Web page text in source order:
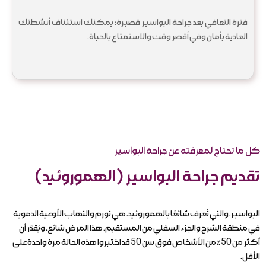
فترة التعافي بعد جراحة البواسير قصيرة؛ يمكنك استئناف أنشطتك
العادية بأمان وفي أقصر وقت والاستمتاع بالحياة.
كل ما تحتاج لمعرفته عن جراحة البواسير
تقديم جراحة البواسير (الهموروئيد)
البواسير، والتي تُعرف شائعًا بالهموروئيد، هي تورم والتهاب الأوعية الدموية
في منطقة الشرج والجزء السفلي من المستقيم. هذا المرض شائع، ويُقدّر أن
أكثر من 50٪ من الأشخاص فوق سن 50 قد اختبروا هذه الحالة مرة واحدة على
الأقل.